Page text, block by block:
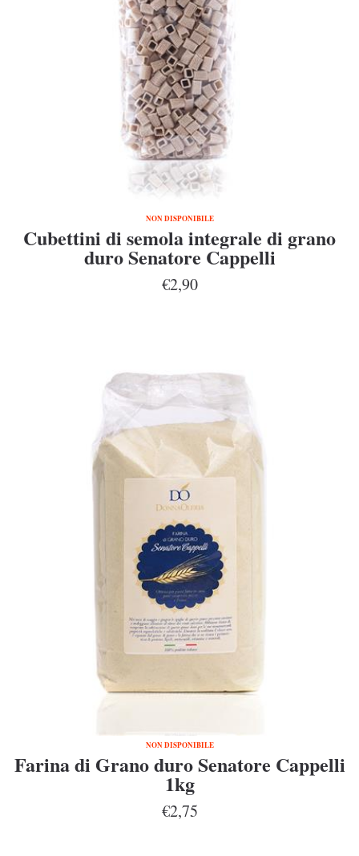
NON DISPONIBILE
Cubettini di semola integrale di grano
duro Senatore Cappelli
€2,90
NON DISPONIBILE
Farina di Grano duro Senatore Cappelli
1kg
€2,75